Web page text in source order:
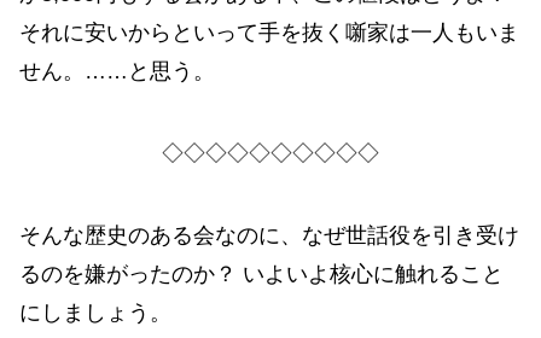
それに安いからといって手を抜く噺家は一人もいま
せん。……と思う。
◇◇◇◇◇◇◇◇◇◇
そんな歴史のある会なのに、なぜ世話役を引き受け
るのを嫌がったのか？ いよいよ核心に触れること
にしましょう。